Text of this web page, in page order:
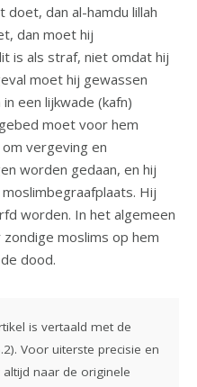
dan al-hamdu lillah
dan moet hij
is als straf, niet omdat hij
moet hij gewassen
een lijkwade (kafn)
moet voor hem
vergeving en
worden gedaan, en hij
Hij
worden. In het algemeen
moslims op hem
dood.
is vertaald met de
Voor uiterste precisie en
naar de originele